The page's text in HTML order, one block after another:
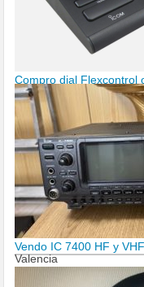
Compro dial Flexcontrol
Vendo IC 7400 HF y
Valencia